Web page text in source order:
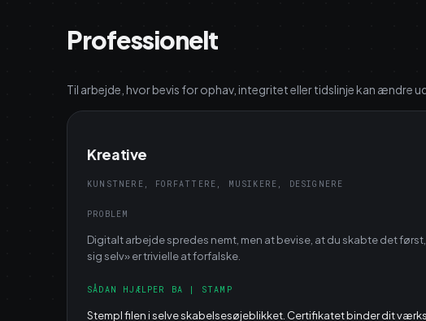
Professionelt
Til arbejde, hvor bevis for ophav, integritet eller tidslinje kan ændre
Kreative
KUNSTNERE, FORFATTERE, MUSIKERE, DESIGNERE
PROBLEM
Digitalt arbejde spredes nemt, men at bevise, at du skabte det
sig selv» er trivielle at forfalske.
SÅDAN HJÆLPER BA | STAMP
Stempl filen i selve skabelsesøjeblikket. Certifikatet binder dit